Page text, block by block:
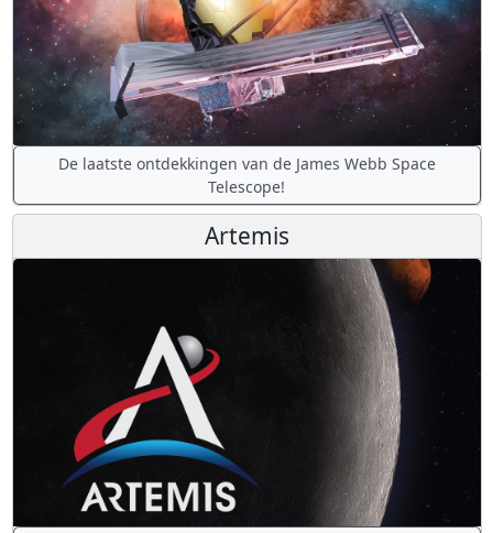
De laatste ontdekkingen van de James Webb Space
Telescope!
Artemis